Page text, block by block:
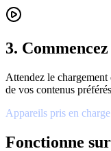
3.
Attendez le
de vos contenus
Appareils pris en charge
Fonctionne